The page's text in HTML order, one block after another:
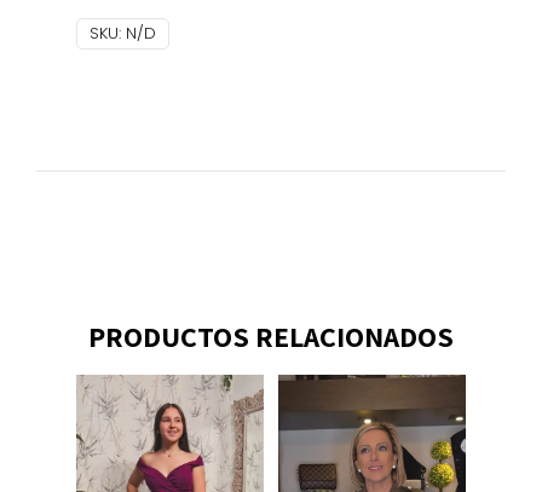
SKU: N/D
PRODUCTOS RELACIONADOS